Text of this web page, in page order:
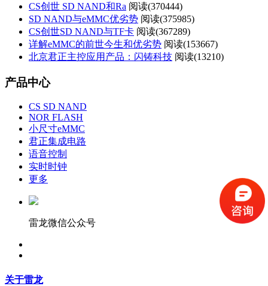
CS创世 SD NAND和Ra 阅读(370444)
SD NAND与eMMC优劣势 阅读(375985)
CS创世SD NAND与TF卡 阅读(367289)
详解eMMC的前世今生和优劣势 阅读(153667)
北京君正主控应用产品：闪铸科技 阅读(13210)
产品中心
CS SD NAND
NOR FLASH
小尺寸eMMC
君正集成电路
语音控制
实时时钟
更多
雷龙微信公众号
关于雷龙